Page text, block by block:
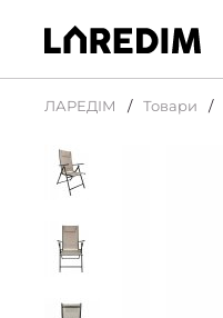
ЛАРЕДІМ Товари